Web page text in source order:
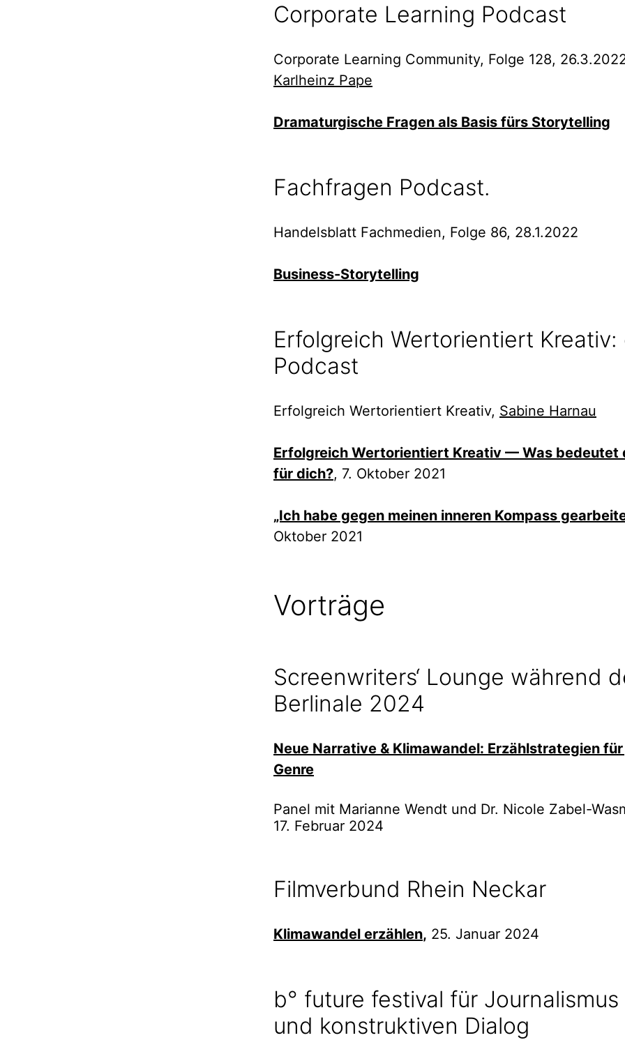
Corporate Learning Podcast
Corporate Learning Community, Folge 128,
Karlheinz Pape
Dramaturgische Fragen als Basis fürs Storytelling
Fachfragen Podcast.
Handelsblatt Fachmedien, Folge 86, 28.1.2022
Business-Storytelling
Erfolgreich Wertorientiert Kreativ:
Podcast
Erfolgreich Wertorientiert Kreativ, Sabine Harnau
Erfolgreich Wertorientiert Kreativ — Was bedeutet
für dich?, 7. Oktober 2021
„Ich habe gegen meinen inneren Kompass
Oktober 2021
Vorträge
Screenwriters‘ Lounge während
Berlinale 2024
Neue Narrative & Klimawandel: Erzählstrategien
Genre
Panel mit Marianne Wendt und Dr. Nicole Zabel-
17. Februar 2024
Filmverbund Rhein Neckar
Klimawandel erzählen, 25. Januar 2024
b° future festival für Journalismus
und konstruktiven Dialog